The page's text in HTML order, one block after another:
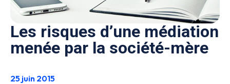
Les risques d’une médiation
menée par la société-mère
25 juin 2015